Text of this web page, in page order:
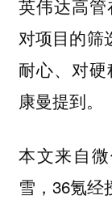
英伟达高
对项目的筛
耐心、对
康曼提到。
本文来自
雪，36氪经